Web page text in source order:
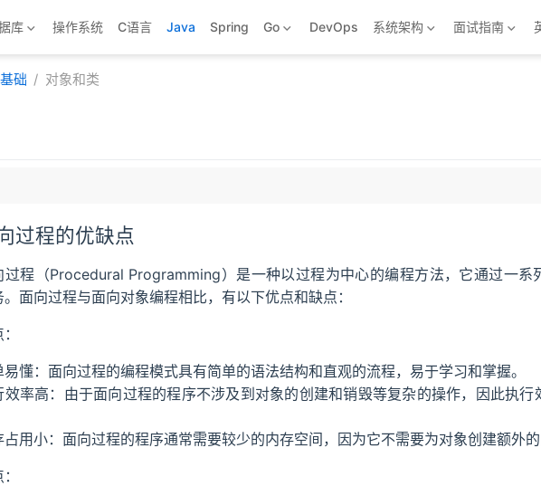
库 操作系统 C语言 Java Spring Go DevOps 系统架构 面试指南
础 对象和类
过程的优缺点
过程（Procedural Programming）是一种以过程为中心的编程方法，它通过一系
。面向过程与面向对象编程相比，有以下优点和缺点：
易懂：面向过程的编程模式具有简单的语法结构和直观的流程，易于学习和掌握。
效率高：由于面向过程的程序不涉及到对象的创建和销毁等复杂的操作，因此执行
占用小：面向过程的程序通常需要较少的内存空间，因为它不需要为对象创建额外的